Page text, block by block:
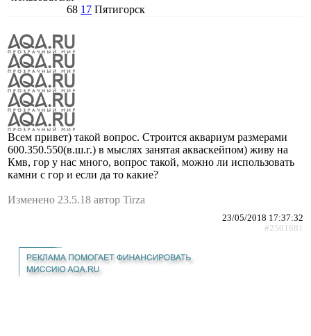
68 17 Пятигорск
Всем привет) такой вопрос. Строится аквариум размерами
600.350.550(в.ш.г.) в мыслях занятая акваскейпом) живу на
Кмв, гор у нас много, вопрос такой, можно ли использовать
камни с гор и если да то какие?
Изменено 23.5.18 автор Tirza
23/05/2018 17:37:32
#2501681